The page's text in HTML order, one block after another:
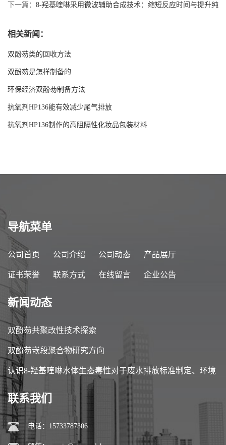
下一篇： 8-羟基喹啉采用微波辅助合成技术：缩短反应时间与提升纯
相关新闻：
双酚芴类的回收方法
双酚芴是怎样制备的
环保经济双酚芴制备方法
抗氧剂HP136能有效减少尾气排放
抗氧剂HP136制作的高阻隔性化妆品包装材料
导航菜单
公司首页 公司介绍 公司动态 产品展厅
证书荣誉 联系方式 在线留言 企业公告
新闻动态
双酚芴共聚改性技术探索
双酚芴嵌段聚合物研究方向
认识8-羟基喹啉水体生态毒性对于废水排放标准制定、环境
风险管控至关重要
联系我们
电话：15733787306